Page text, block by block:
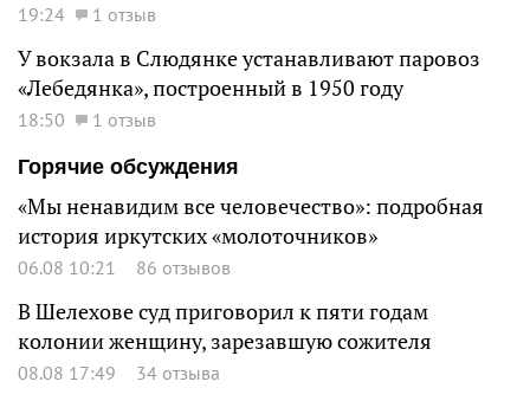
19:24 1 отзыв
У вокзала в Слюдянке устанавливают паровоз
«Лебедянка», построенный в 1950 году
18:50
1 отзыв
Горячие обсуждения
«Мы ненавидим все человечество»: подробная
история иркутских «молоточников»
06.08 10:21 86 отзывов
В Шелехове суд приговорил к пяти годам
колонии женщину, зарезавшую сожителя
08.08 17:49 34 отзыва